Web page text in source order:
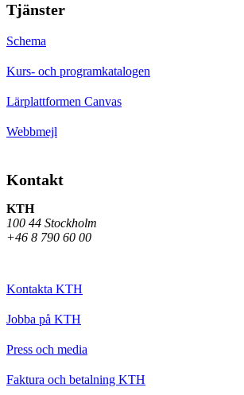
Tjänster
Schema
Kurs- och programkatalogen
Lärplattformen Canvas
Webbmejl
Kontakt
KTH
100 44 Stockholm
+46 8 790 60 00
Kontakta KTH
Jobba på KTH
Press och media
Faktura och betalning KTH